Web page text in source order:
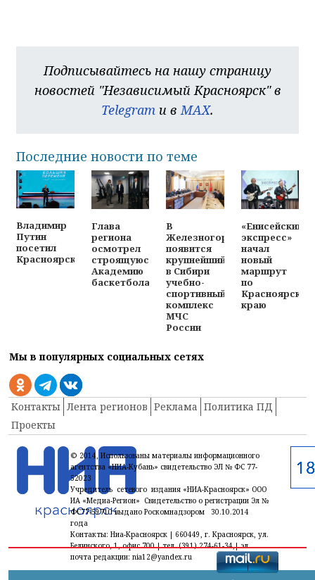
Подписывайтесь на нашу страницу
новостей "Независимый Красноярск" в
Telegram и в MAX.
Последние новости по теме
Владимир
Путин
посетил
Красноярск
Глава
региона
осмотрел
строящуюся
Академию
баскетбола
В
Железногорске
появится
крупнейший
в Сибири
учебно-
спортивный
комплекс
МЧС
России
«Енисейский
экспресс»
начал
новый
маршрут
по
краю
Мы в популярных социальных сетях
Контакты Лента регионов Реклама Политика ПД
Проекты
© 2014, Использованы материалы информационного
агентства «НИА-Кубань» свидетельство ЭЛ № ФС 77-
52023
Учредитель сетевого издания «НИА-Красноярск» ООО
ИА «Медиа-Регион» Свидетельство о регистрации Эл №
ФС77-59710 выдано Роскомнадзором 30.10.2014
года
Контакты: Ниа-Красноярск | 660449, г. Красноярск, ул.
Белинского, 1, офис 700 | тел. (391) 274-61-34,| эл.
почта редакции: nia12@yandex.ru